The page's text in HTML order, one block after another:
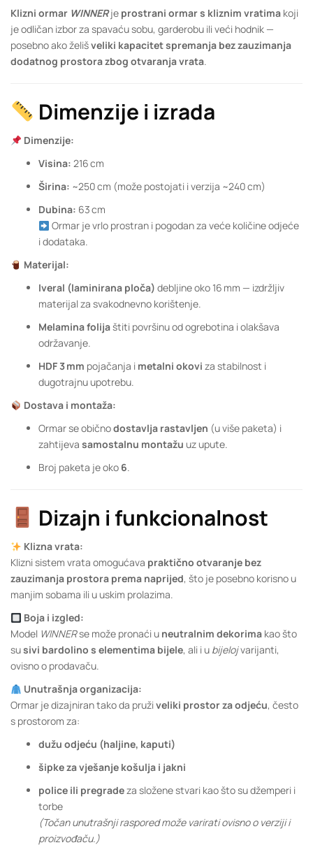
Klizni ormar WINNERje prostrani ormar s kliznim vratima koji
je odličan izbor za spavaću sobu, garderobu ili veći hodnik —
posebno ako želišveliki kapacitet spremanja bez zauzimanja
dodatnog prostora zbog otvaranja vrata.
Dimenzije i izrada
Dimenzije:
Visina: 216 cm
Širina: ~250 cm (može postojati i verzija ~240 cm)
Dubina: 63 cm
Ormar je vrlo prostran i pogodan za veće količine odjeće
i dodataka.
Materijal:
Iveral (laminirana ploča) debljine oko 16 mm — izdržljiv
materijal za svakodnevno korištenje.
Melamina folijaštiti površinu od ogrebotina i olakšava
održavanje.
HDF 3 mm pojačanja i metalni okovi za stabilnost i
dugotrajnu upotrebu.
Dostava i montaža:
Ormar se običnodostavlja rastavljen (u više paketa) i
zahtijeva samostalnu montažu uz upute.
Broj paketa je oko 6.
Dizajn i funkcionalnost
Klizna vrata:
Klizni sistem vrata omogućava praktično otvaranje bez
zauzimanja prostora prema naprijed, što je posebno korisno u
manjim sobama ili u uskim prolazima.
Boja i izgled:
Model WINNERse može pronaći u neutralnim dekorima kao što
susivi bardolino s elementima bijele, ali i u bijelojvarijanti,
ovisno o prodavaču.
Unutrašnja organizacija:
Ormar je dizajniran tako da pruži veliki prostor za odjeću, često
s prostorom za:
dužu odjeću (haljine, kaputi)
šipke za vješanje košulja i jakni
police ili pregradeza složene stvari kao što su džemperi i
torbe
(Točan unutrašnji raspored može varirati ovisno o verziji i
proizvođaču.)